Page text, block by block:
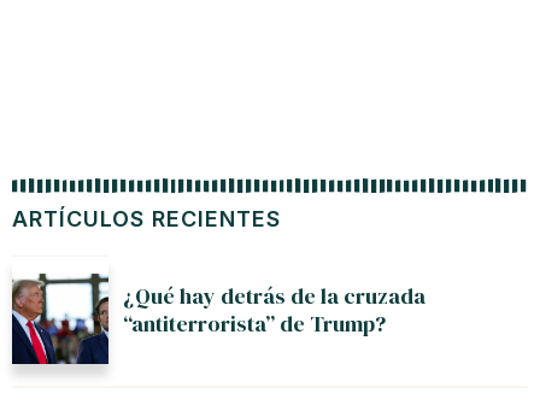
ARTÍCULOS RECIENTES
¿Qué hay detrás de la cruzada
“antiterrorista” de Trump?